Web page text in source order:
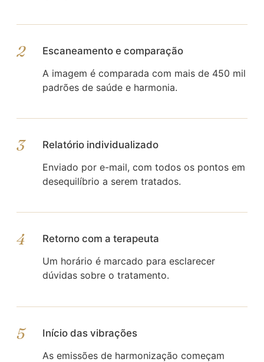
2
Escaneamento e comparação
A imagem é comparada com mais de 450 mil
padrões de saúde e harmonia.
3
Relatório individualizado
Enviado por e-mail, com todos os pontos em
desequilíbrio a serem tratados.
4
Retorno com a terapeuta
Um horário é marcado para esclarecer
dúvidas sobre o tratamento.
5
Início das vibrações
As emissões de harmonização começam